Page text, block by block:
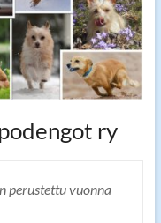
ry
perustettu vuonna